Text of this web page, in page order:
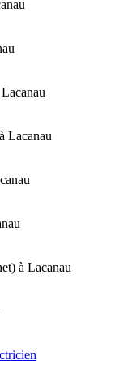
Lacanau
à Lacanau